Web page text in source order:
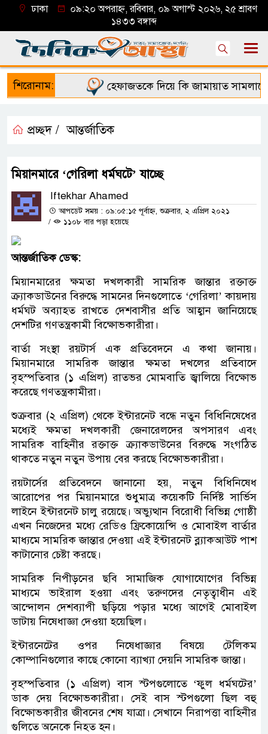
ঢাকা
০৯:২০ অপরাহ্ন, রবিবার, ০৯ অগাস্ট ২০২৬, ২৫ শ্রাবণ
১৪৩৩ বঙ্গাব্দ
শিরোনাম: হেফাজতকে দিয়ে কি জামায়াত সামলাতে
প্রচ্ছদ / আন্তর্জাতিক
মিয়ানমারে ‘গেরিলা ধর্মঘটে’ যাচ্ছে
Iftekhar Ahamed
আপডেট সময় : ০৯:০৫:১৫ পূর্বাহ্ন, শুক্রবার, ২ এপ্রিল ২০২১
/
১১০৮ বার পড়া হয়েছে
আন্তর্জাতিক ডেস্ক:
মিয়ানমারের ক্ষমতা দখলকারী সামরিক জান্তার রক্তাক্ত
ক্র্যাকডাউনের বিরুদ্ধে সামনের দিনগুলোতে ‘গেরিলা’ কায়দায়
ধর্মঘট অব্যাহত রাখতে দেশবাসীর প্রতি আহ্বান জানিয়েছে
দেশটির গণতন্ত্রকামী বিক্ষোভকারীরা।
বার্তা সংস্থা রয়টার্স এক প্রতিবেদনে এ কথা জানায়।
মিয়ানমারে সামরিক জান্তার ক্ষমতা দখলের প্রতিবাদে
বৃহস্পতিবার (১ এপ্রিল) রাতভর মোমবাতি জ্বালিয়ে বিক্ষোভ
করেছে গণতন্ত্রকামীরা।
শুক্রবার (২ এপ্রিল) থেকে ইন্টারনেট বন্ধে নতুন বিধিনিষেধের
মধ্যেই ক্ষমতা দখলকারী জেনারেলদের অপসারণ এবং
সামরিক বাহিনীর রক্তাক্ত ক্র্যাকডাউনের বিরুদ্ধে সংগঠিত
থাকতে নতুন নতুন উপায় বের করছে বিক্ষোভকারীরা।
রয়টার্সের প্রতিবেদনে জানানো হয়, নতুন বিধিনিষেধ
আরোপের পর মিয়ানমারে শুধুমাত্র কয়েকটি নির্দিষ্ট সার্ভিস
লাইনে ইন্টারনেট চালু রয়েছে। অভ্যুত্থান বিরোধী বিভিন্ন গোষ্ঠী
এখন নিজেদের মধ্যে রেডিও ফ্রিকোয়েন্সি ও মোবাইল বার্তার
মাধ্যমে সামরিক জান্তার দেওয়া এই ইন্টারনেট ব্ল্যাকআউট পাশ
কাটানোর চেষ্টা করছে।
সামরিক নিপীড়নের ছবি সামাজিক যোগাযোগের বিভিন্ন
মাধ্যমে ভাইরাল হওয়া এবং তরুণদের নেতৃত্বাধীন এই
আন্দোলন দেশব্যাপী ছড়িয়ে পড়ার মধ্যে আগেই মোবাইল
ডাটায় নিষেধাজ্ঞা দেওয়া হয়েছিল।
ইন্টারনেটের ওপর নিষেধাজ্ঞার বিষয়ে টেলিকম
কোম্পানিগুলোর কাছে কোনো ব্যাখ্যা দেয়নি সামরিক জান্তা।
বৃহস্পতিবার (১ এপ্রিল) বাস স্টপগুলোতে ‘ফুল ধর্মঘটের’
ডাক দেয় বিক্ষোভকারীরা। সেই বাস স্টপগুলো ছিল বহু
বিক্ষোভকারীর জীবনের শেষ যাত্রা। সেখানে নিরাপত্তা বাহিনীর
গুলিতে অনেকে নিহত হন।